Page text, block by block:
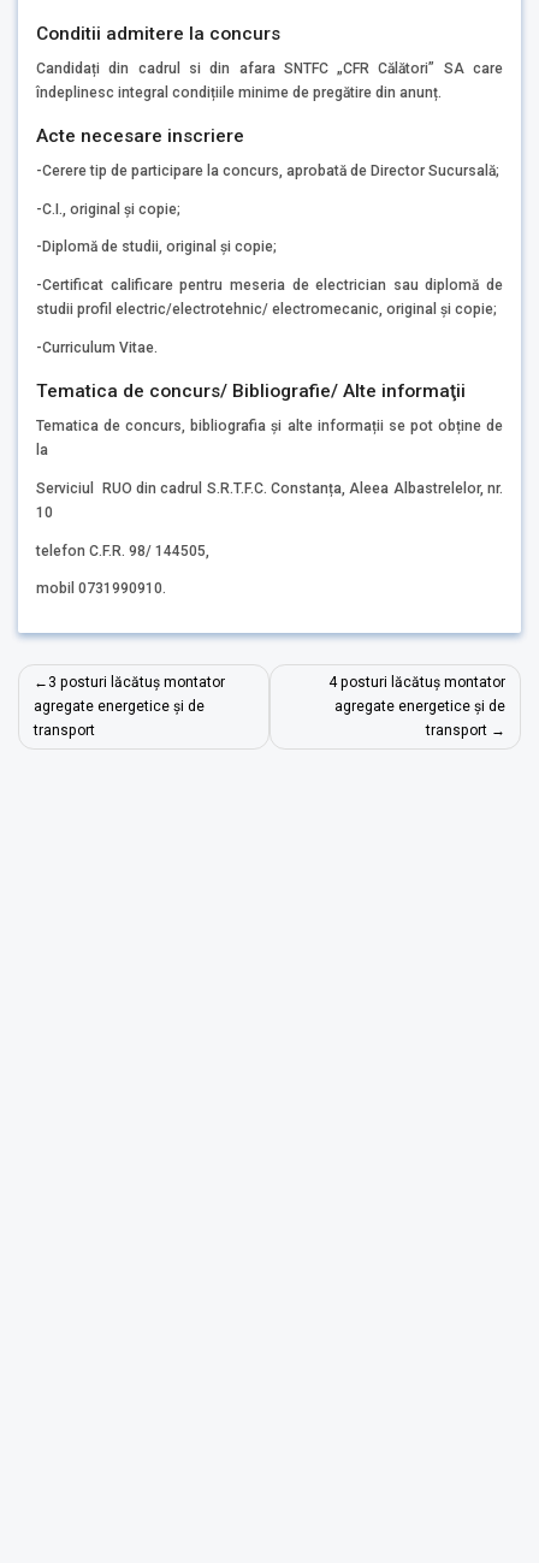
Conditii admitere la concurs
Candidați din cadrul si din afara SNTFC „CFR Călători” SA care
îndeplinesc integral condițiile minime de pregătire din anunț.
Acte necesare inscriere
-Cerere tip de participare la concurs, aprobată de Director Sucursală;
-C.I., original și copie;
-Diplomă de studii, original și copie;
-Certificat calificare pentru meseria de electrician sau diplomă de
studii profil electric/electrotehnic/ electromecanic, original și copie;
-Curriculum Vitae.
Tematica de concurs/ Bibliografie/ Alte informaţii
Tematica de concurs, bibliografia și alte informații se pot obține de
la
Serviciul RUO din cadrul S.R.T.F.C. Constanța, Aleea Albastrelelor, nr.
10
telefon C.F.R. 98/ 144505,
mobil 0731990910.
Post
navigation
3 posturi lăcătuș montator
agregate energetice și de
transport
4 posturi lăcătuș montator
agregate energetice și de
transport